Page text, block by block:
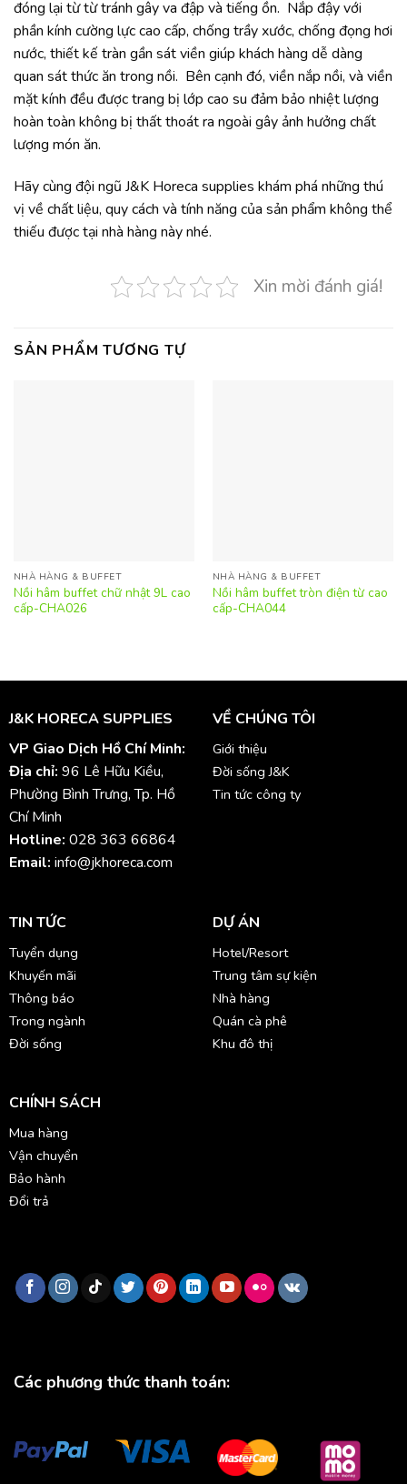
đóng lại từ từ tránh gây va đập và tiếng ồn. Nắp đậy với
phần kính cường lực cao cấp, chống trầy xước, chống đọng hơi
nước, thiết kế tràn gần sát viền giúp khách hàng dễ dàng
quan sát thức ăn trong nồi. Bên cạnh đó, viền nắp nồi, và viền
mặt kính đều được trang bị lớp cao su đảm bảo nhiệt lượng
hoàn toàn không bị thất thoát ra ngoài gây ảnh hưởng chất
lượng món ăn.
Hãy cùng đội ngũ J&K Horeca supplies khám phá những thú
vị về chất liệu, quy cách và tính năng của sản phẩm không thể
thiếu được tại nhà hàng này nhé.
Xin mời đánh giá!
SẢN PHẨM TƯƠNG TỰ
NHÀ HÀNG & BUFFET
Nồi hâm buffet chữ nhật 9L cao
cấp-CHA026
NHÀ HÀNG & BUFFET
Nồi hâm buffet tròn điện từ cao
cấp-CHA044
J&K HORECA SUPPLIES
VP Giao Dịch Hồ Chí Minh:
Địa chỉ: 96 Lê Hữu Kiều,
Phường Bình Trưng, Tp. Hồ
Chí Minh
Hotline: 028 363 66864
Email: info@jkhoreca.com
VỀ CHÚNG TÔI
Giới thiệu
Đời sống J&K
Tin tức công ty
TIN TỨC
Tuyển dụng
Khuyến mãi
Thông báo
Trong ngành
Đời sống
DỰ ÁN
Hotel/Resort
Trung tâm sự kiện
Nhà hàng
Quán cà phê
Khu đô thị
CHÍNH SÁCH
Mua hàng
Vận chuyển
Bảo hành
Đổi trả
Các phương thức thanh toán: